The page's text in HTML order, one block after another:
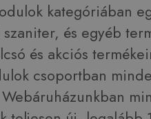
kategóriában
szaniter, és egyéb
és akciós
csoportban